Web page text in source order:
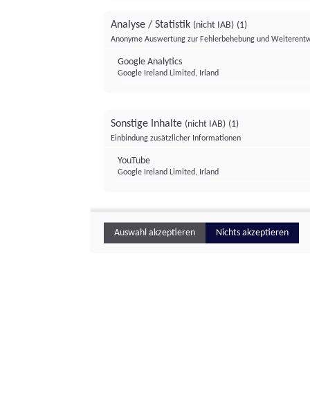
Analyse / Statistik (nicht IAB) (1)
Anonyme Auswertung zur Fehlerbehebung und
Google Analytics
Google Ireland Limited, Irland
Sonstige Inhalte (nicht IAB) (1)
Einbindung zusätzlicher Informationen
YouTube
Google Ireland Limited, Irland
Auswahl akzeptieren Nichts akzeptieren